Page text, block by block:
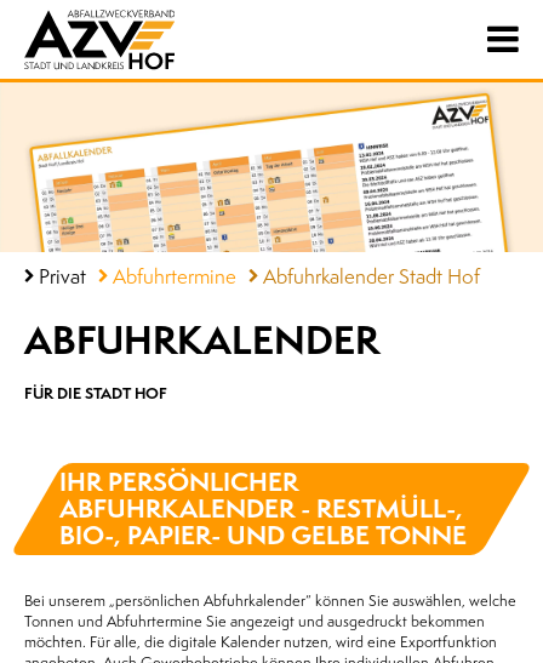
Privat Abfuhrtermine Abfuhrkalender Stadt Hof
ABFUHRKALENDER
FÜR DIE STADT HOF
IHR PERSÖNLICHER
ABFUHRKALENDER - RESTMÜLL-,
BIO-, PAPIER- UND GELBE TONNE
Bei unserem „persönlichen Abfuhrkalender“ können Sie auswählen, welche
Tonnen und Abfuhrtermine Sie angezeigt und ausgedruckt bekommen
möchten. Für alle, die digitale Kalender nutzen, wird eine Exportfunktion